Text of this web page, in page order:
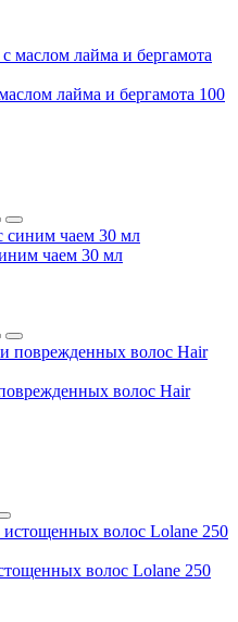
лайма и бергамота 100
чаем 30 мл
волос Hair
волос Lolane 250